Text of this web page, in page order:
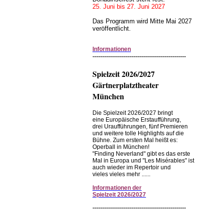
25. Juni bis 27. Juni 2027
Das Programm wird Mitte Mai 2027
veröffentlicht.
Informationen
------------------------------------------------
Spielzeit 2026/2027
Gärtnerplatztheater
München
Die Spielzeit 2026/2027 bringt
eine Europäische Erstaufführung,
drei Uraufführungen, fünf Premieren
und weitere tolle Highlights auf die
Bühne. Zum ersten Mal heißt es:
Operball in München!
"Finding Neverland" gibt es das erste
Mal in Europa und "Les Misérables" ist
auch wieder im Repertoir und
vieles vieles mehr ......
Informationen der
Spielzeit 2026/2027
------------------------------------------------